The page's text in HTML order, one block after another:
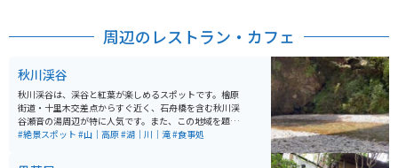
周辺のレストラン・カフェ
秋川渓谷
秋川渓谷は、渓谷と紅葉が楽しめるスポットです。檜原
街道・十里木交差点からすぐ近く、石舟橋を含む秋川渓
谷瀬音の湯周辺が特に人気です。また、この地域を題材
にした映画「五日市物語」の舞台となったこともあり、
#絶景スポット #山｜高原#湖｜川｜滝#食事処